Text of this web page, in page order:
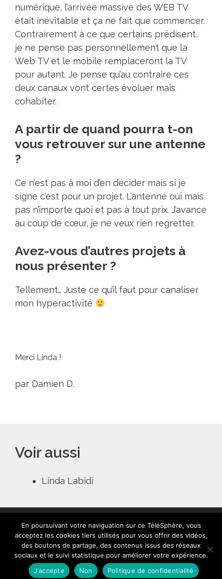
numérique, l’arrivée massive des WEB TV
était inévitable et ça ne fait que commencer.
Contrairement à ce que certains prédisent,
je ne pense pas personnellement que la
Web TV et le mobile remplaceront la TV
pour autant. Je pense qu’au contraire ces
deux canaux vont certes évoluer mais
cohabiter.
A partir de quand pourra t-on
vous retrouver sur une antenne
?
Ce n’est pas à moi d’en décider mais si je
signe c’est pour un projet. L’antenne oui mais
pas n’importe quoi et pas à tout prix. J’avance
au coup de cœur, je ne veux rien regretter.
Avez-vous d’autres projets à
nous présenter ?​
Tellement… Juste ce qu’il faut pour canaliser
mon hyperactivité
Merci Linda !
par Damien D.
Voir aussi
Linda Labidi
Contact|Mentions légales |Crédits|Politique de
cookies (UE) | © telesphere.fr 2026
En poursuivant votre naviguation sur ce TéléSphère, vous
acceptez les cookies tiers utilisés pour vous offrir des vidéos,
des boutons de partage, des contenus issus des réseaux
sociaux et le suivi statistique pour améliorer votre expérience.
J'accepte
Non Politique de confidentialité